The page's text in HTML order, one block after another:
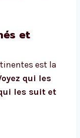
et
est la
qui les
les suit et